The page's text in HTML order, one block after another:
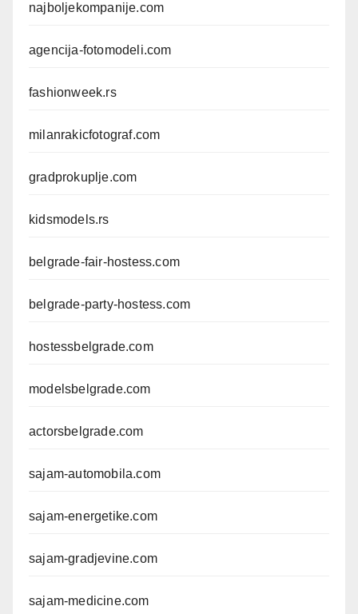
najboljekompanije.com
agencija-fotomodeli.com
fashionweek.rs
milanrakicfotograf.com
gradprokuplje.com
kidsmodels.rs
belgrade-fair-hostess.com
belgrade-party-hostess.com
hostessbelgrade.com
modelsbelgrade.com
actorsbelgrade.com
sajam-automobila.com
sajam-energetike.com
sajam-gradjevine.com
sajam-medicine.com